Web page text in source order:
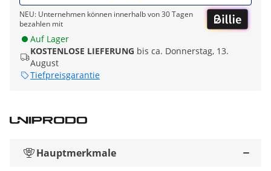
NEU: Unternehmen können innerhalb von 30 Tagen
bezahlen mit
Auf Lager
KOSTENLOSE LIEFERUNG bis ca. Donnerstag, 13.
August
Tiefpreisgarantie
Hauptmerkmale